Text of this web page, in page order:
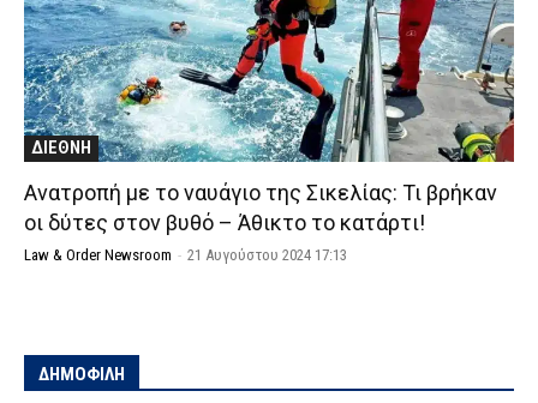
ΔΙΕΘΝΗ
Ανατροπή με το ναυάγιο της Σικελίας: Τι βρήκαν
οι δύτες στον βυθό – Άθικτο το κατάρτι!
Law & Order Newsroom - 21 Αυγούστου 2024 17:13
ΔΗΜΟΦΙΛΗ